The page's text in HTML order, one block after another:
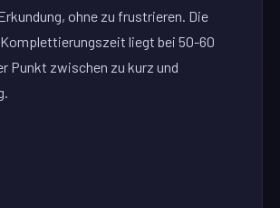
ohne zu frustrieren. Die
liegt bei 50-60
Punkt zwischen zu kurz und